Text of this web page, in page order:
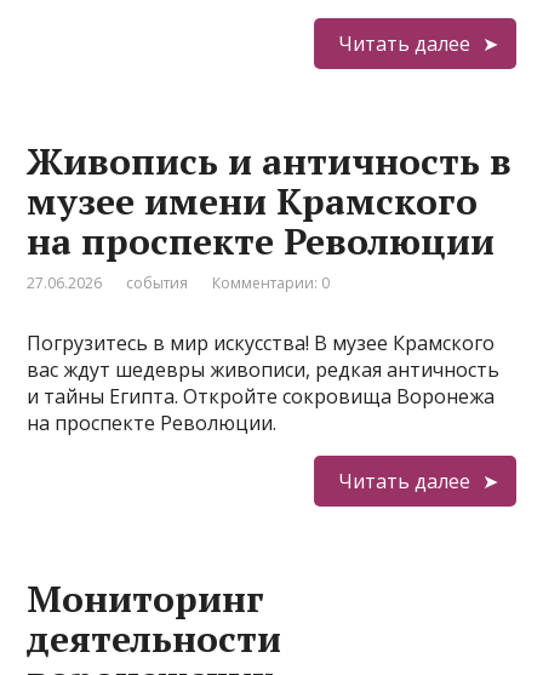
Читать далее
Живопись и античность в
музее имени Крамского
на проспекте Революции
27.06.2026 события Комментарии: 0
Погрузитесь в мир искусства! В музее Крамского
вас ждут шедевры живописи, редкая античность
и тайны Египта. Откройте сокровища Воронежа
на проспекте Революции.
Читать далее
Мониторинг
деятельности